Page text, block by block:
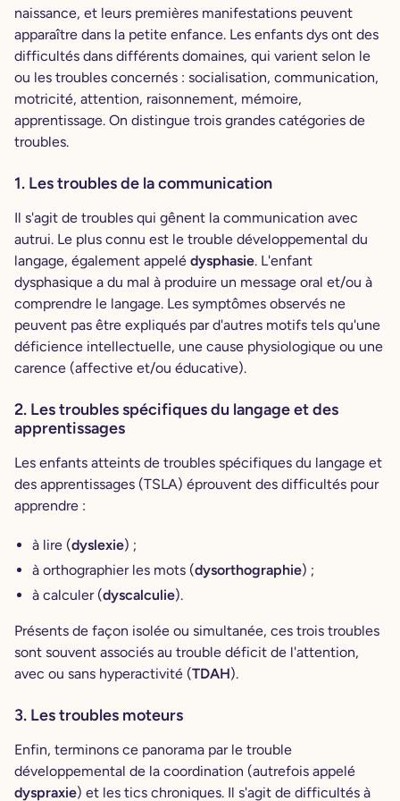
naissance, et leurs premières manifestations peuvent
apparaître dans la petite enfance. Les enfants dys ont des
difficultés dans différents domaines, qui varient selon le
ou les troubles concernés : socialisation, communication,
motricité, attention, raisonnement, mémoire,
apprentissage. On distingue trois grandes catégories de
troubles.
1. Les troubles de la communication
Il s'agit de troubles qui gênent la communication avec
autrui. Le plus connu est le trouble développemental du
langage, également appelé dysphasie. L'enfant
dysphasique a du mal à produire un message oral et/ou à
comprendre le langage. Les symptômes observés ne
peuvent pas être expliqués par d'autres motifs tels qu'une
déficience intellectuelle, une cause physiologique ou une
carence (affective et/ou éducative).
2. Les troubles spécifiques du langage et des
apprentissages
Les enfants atteints de troubles spécifiques du langage et
des apprentissages (TSLA) éprouvent des difficultés pour
apprendre :
à lire (dyslexie) ;
à orthographier les mots (dysorthographie) ;
à calculer (dyscalculie).
Présents de façon isolée ou simultanée, ces trois troubles
sont souvent associés au trouble déficit de l'attention,
avec ou sans hyperactivité (TDAH).
3. Les troubles moteurs
Enfin, terminons ce panorama par le trouble
développemental de la coordination (autrefois appelé
dyspraxie) et les tics chroniques. Il s'agit de difficultés à